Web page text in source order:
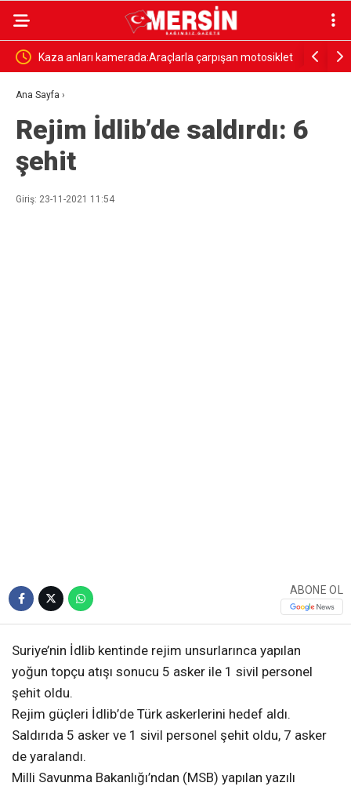
MI, Kaza anları kamerada:Araçlarla çarpışan motosiklet
ve elektrikli bisiklet sürücüleri yaralandı
Ana Sayfa ›
Rejim İdlib’de saldırdı: 6
şehit
Giriş: 23-11-2021 11:54
ABONE OL
Suriye’nin İdlib kentinde rejim unsurlarınca yapılan
yoğun topçu atışı sonucu 5 asker ile 1 sivil personel
şehit oldu.
Rejim güçleri İdlib’de Türk askerlerini hedef aldı.
Saldırıda 5 asker ve 1 sivil personel şehit oldu, 7 asker
de yaralandı.
Milli Savunma Bakanlığı’ndan (MSB) yapılan yazılı